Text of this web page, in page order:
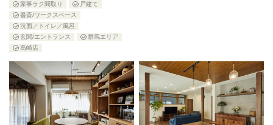
家事ラク間取り
戸建て
書斎/ワークスペース
洗面／トイレ／風呂
玄関/エントランス
群馬エリア
高崎店